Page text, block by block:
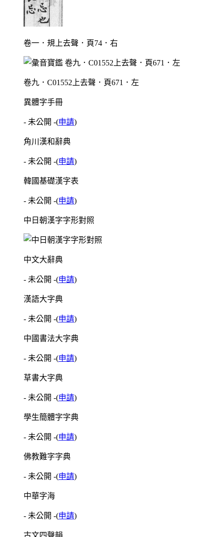
卷一．規上去聲．頁74．右
卷九．C01552上去聲．頁671．左
異體字手冊
- 未公開 -(申請)
角川漢和辭典
- 未公開 -(申請)
韓國基礎漢字表
- 未公開 -(申請)
中日朝漢字字形對照
中文大辭典
- 未公開 -(申請)
漢語大字典
- 未公開 -(申請)
中國書法大字典
- 未公開 -(申請)
草書大字典
- 未公開 -(申請)
學生簡體字字典
- 未公開 -(申請)
佛教難字字典
- 未公開 -(申請)
中華字海
- 未公開 -(申請)